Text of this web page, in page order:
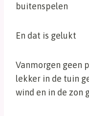
buitenspelen
En dat is gelukt
Vanmorgen geen
lekker in de tuin
wind en in de zon